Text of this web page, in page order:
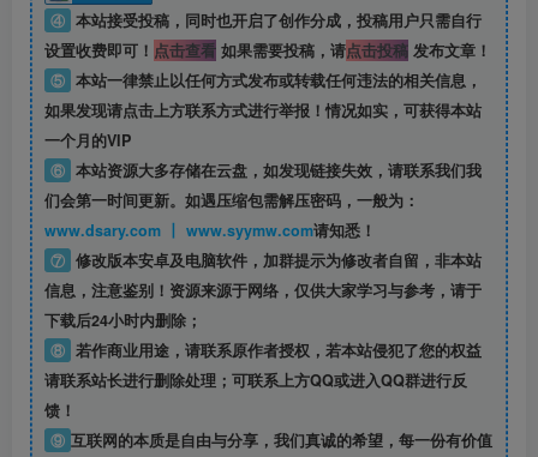
④ 本站接受投稿，同时也开启了创作分成，投稿用户只需自行
设置收费即可！ 点击查看如果需要投稿，请点击投稿发布文章！
⑤ 本站一律禁止以任何方式发布或转载任何违法的相关信息，
如果发现请点击上方联系方式进行举报！情况如实，可获得本站
一个月的VIP
⑥ 本站资源大多存储在云盘，如发现链接失效，请联系我们我
们会第一时间更新。如遇压缩包需解压密码，一般为：
www.dsary.com 丨 www.syymw.com请知悉！
⑦ 修改版本安卓及电脑软件，加群提示为修改者自留， 非本站
信息，注意鉴别！资源来源于网络，仅供大家学习与参考，请于
下载后24小时内删除；
⑧ 若作商业用途，请联系原作者授权，若本站侵犯了您的权益
请联系站长进行删除处理；可联系上方QQ或进入QQ群进行反
馈！
⑨ 互联网的本质是自由与分享，我们真诚的希望，每一份有价值